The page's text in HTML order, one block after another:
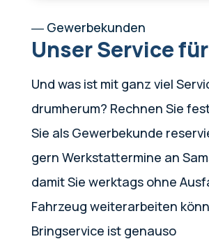
― Gewerbekunden
Unser Service
Und was ist mit ganz viel
drumherum? Rechnen Sie
Sie als Gewerbekunde
gern Werkstattermine an
damit Sie werktags ohne
Fahrzeug weiterarbeiten
Bringservice ist genauso